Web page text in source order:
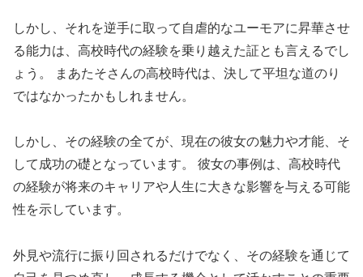
しかし、それを逆手に取って自虐的なユーモアに昇華させ
る能力は、高校時代の経験を乗り越えた証とも言えるでし
ょう。 まあたそさんの高校時代は、決して平坦な道のり
ではなかったかもしれません。
しかし、その経験の全てが、現在の彼女の魅力や才能、そ
して成功の礎となっています。 彼女の事例は、高校時代
の経験が将来のキャリアや人生に大きな影響を与える可能
性を示しています。
外見や流行に振り回されるだけでなく、その経験を通じて